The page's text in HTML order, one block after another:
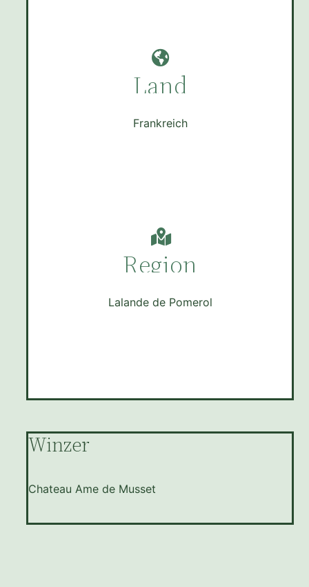
Land
Frankreich
Region
Lalande de Pomerol
Winzer
Chateau Ame de Musset